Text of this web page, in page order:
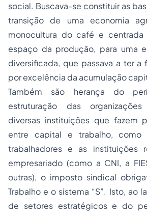
social. Buscava-se constituir as
transição de uma economia
monocultura do café e
espaço da produção, para uma
diversificada, que passava a ter
por excelência da acumulação
Também são herança do
estruturação das
diversas instituições que fazem
entre capital e trabalho, como
trabalhadores e as instituições
empresariado (como a CNI, a
outras), o imposto sindical
Trabalho e o sistema “S”. Isto, ao
de setores estratégicos e do